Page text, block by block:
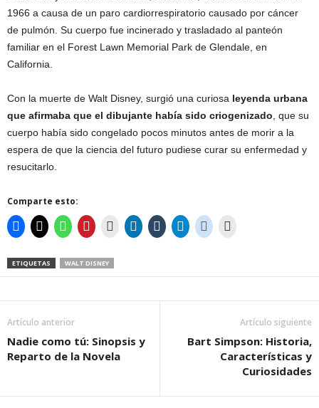
1966 a causa de un paro cardiorrespiratorio causado por cáncer
de pulmón. Su cuerpo fue incinerado y trasladado al panteón
familiar en el Forest Lawn Memorial Park de Glendale, en
California.
Con la muerte de Walt Disney, surgió una curiosa leyenda urbana
que afirmaba que el dibujante había sido criogenizado , que su
cuerpo había sido congelado pocos minutos antes de morir a la
espera de que la ciencia del futuro pudiese curar su enfermedad y
resucitarlo.
Comparte esto:
ETIQUETAS WALT DISNEY
Artículo anterior
Nadie como tú: Sinopsis y
Reparto de la Novela
Artículo siguiente
Bart Simpson: Historia,
Características y
Curiosidades